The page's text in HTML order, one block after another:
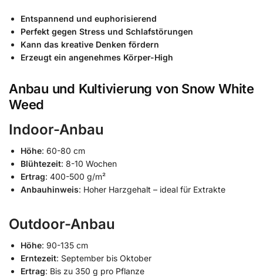
Entspannend und euphorisierend
Perfekt gegen Stress und Schlafstörungen
Kann das kreative Denken fördern
Erzeugt ein angenehmes Körper-High
Anbau und Kultivierung von Snow White
Weed
Indoor-Anbau
Höhe: 60-80 cm
Blühtezeit: 8-10 Wochen
Ertrag: 400-500 g/m²
Anbauhinweis: Hoher Harzgehalt – ideal für Extrakte
Outdoor-Anbau
Höhe: 90-135 cm
Erntezeit: September bis Oktober
Ertrag: Bis zu 350 g pro Pflanze